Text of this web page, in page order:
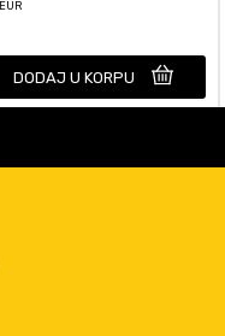
EUR
DODAJ U KORPU